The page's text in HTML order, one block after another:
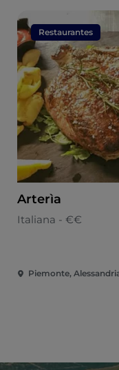
Restaurantes
Arterìa
Italiana - €€
Piemonte,